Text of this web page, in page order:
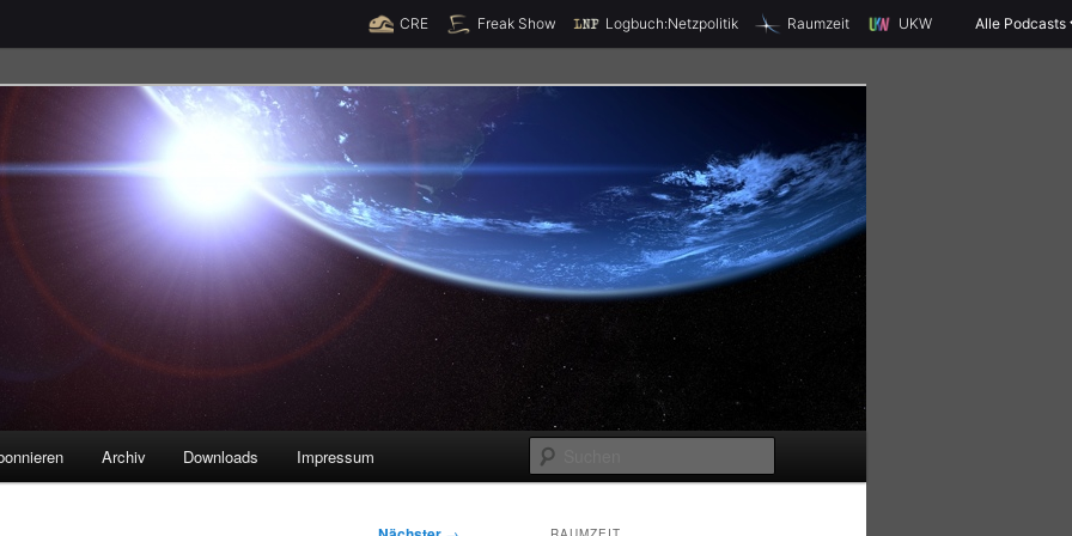
Spende jetzt!
CRE Freak Show Logbuch:Netzpolitik Raumzeit UKW Alle Podcasts
u
Archiv Downloads Impressum